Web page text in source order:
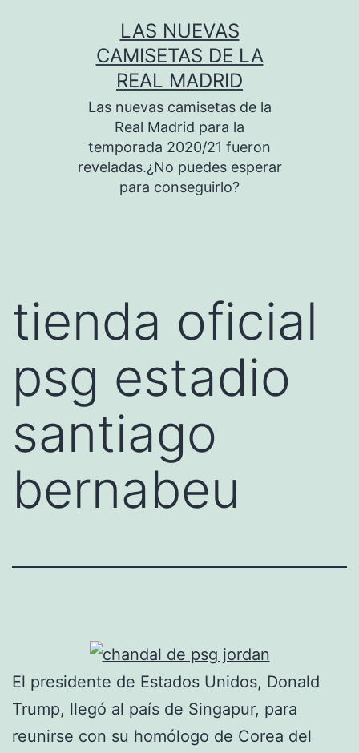
LAS NUEVAS
CAMISETAS DE LA
REAL MADRID
Las nuevas camisetas de la
Real Madrid para la
temporada 2020/21 fueron
reveladas.¿No puedes esperar
para conseguirlo?
tienda oficial
psg estadio
santiago
bernabeu
El presidente de Estados Unidos, Donald
Trump, llegó al país de Singapur, para
reunirse con su homólogo de Corea del